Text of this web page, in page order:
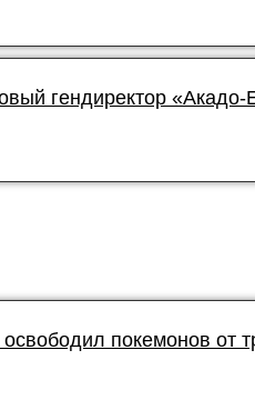
гендиректор «Акадо-
покемонов от